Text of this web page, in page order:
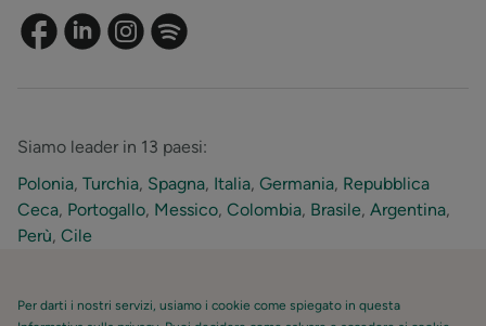
Siamo leader in 13 paesi:
Polonia, Turchia, Spagna, Italia, Germania, Repubblica
Ceca, Portogallo, Messico, Colombia, Brasile, Argentina,
Perù, Cile
Per darti i nostri servizi, usiamo i cookie come spiegato in questa